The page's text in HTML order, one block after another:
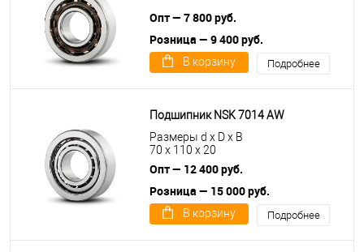
Опт — 7 800 руб.
Розница — 9 400 руб.
В корзину Подробнее
Подшипник NSK 7014 AW
Размеры d x D x B
70 x 110 x 20
Опт — 12 400 руб.
Розница — 15 000 руб.
В корзину Подробнее